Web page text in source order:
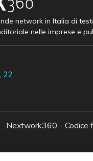
network in Italia di
nelle imprese e
22
Nextwork360 - Codice